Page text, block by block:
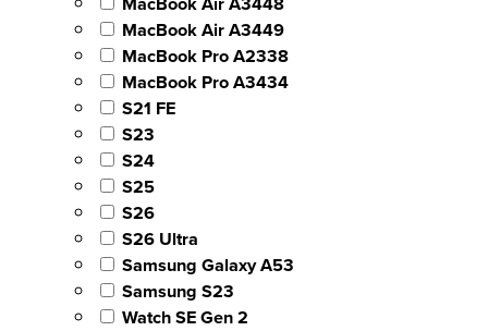
MacBook Air A3449
MacBook Pro A2338
MacBook Pro A3434
S21 FE
S23
S24
S25
S26
S26 Ultra
Samsung Galaxy A53
Samsung S23
Watch SE Gen 2